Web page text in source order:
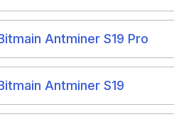
Antminer S19 Pro
Antminer S19